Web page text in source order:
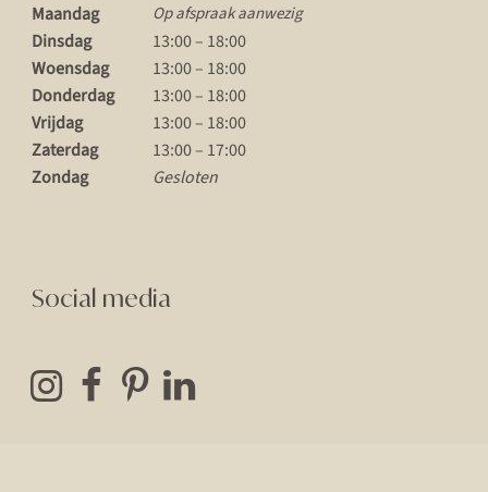
Maandag Op afspraak aanwezig
Dinsdag
13:00 – 18:00
Woensdag
13:00 – 18:00
Donderdag
13:00 – 18:00
Vrijdag
13:00 – 18:00
Zaterdag
13:00 – 17:00
Zondag
Gesloten
Social media